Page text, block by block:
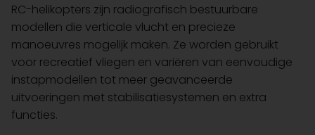
RC-helikopters zijn radiografisch bestuurbare
modellen die verticale vlucht en precieze
manoeuvres mogelijk maken. Ze worden gebruikt
voor recreatief vliegen en variëren van eenvoudige
instapmodellen tot meer geavanceerde
uitvoeringen met stabilisatiesystemen en extra
functies.